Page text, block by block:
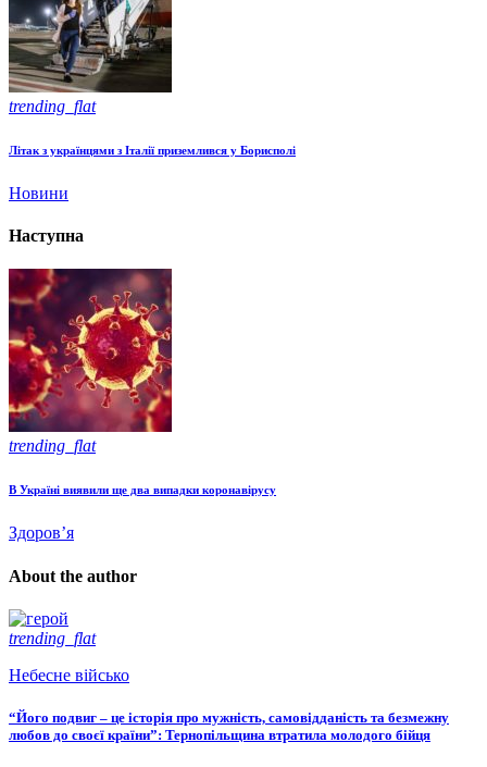
trending_flat
Літак з українцями з Італії приземлився у Борисполі
Новини
Наступна
trending_flat
В Україні виявили ще два випадки коронавірусу
Здоров’я
About the author
trending_flat
Небесне військо
“Його подвиг – це історія про мужність, самовідданість та безмежну
любов до своєї країни”: Тернопільщина втратила молодого бійця